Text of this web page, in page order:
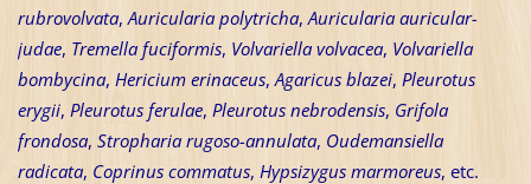
rubrovolvata, Auricularia polytricha,Auricularia auricular-
judae, Tremella fuciformis, Volvariella volvacea, Volvariella
bombycina, Hericium erinaceus, Agaricus blazei, Pleurotus
erygii, Pleurotus ferulae, Pleurotus nebrodensis, Grifola
frondosa, Stropharia rugoso-annulata, Oudemansiella
radicata, Coprinus commatus, Hypsizygus marmoreus, etc.